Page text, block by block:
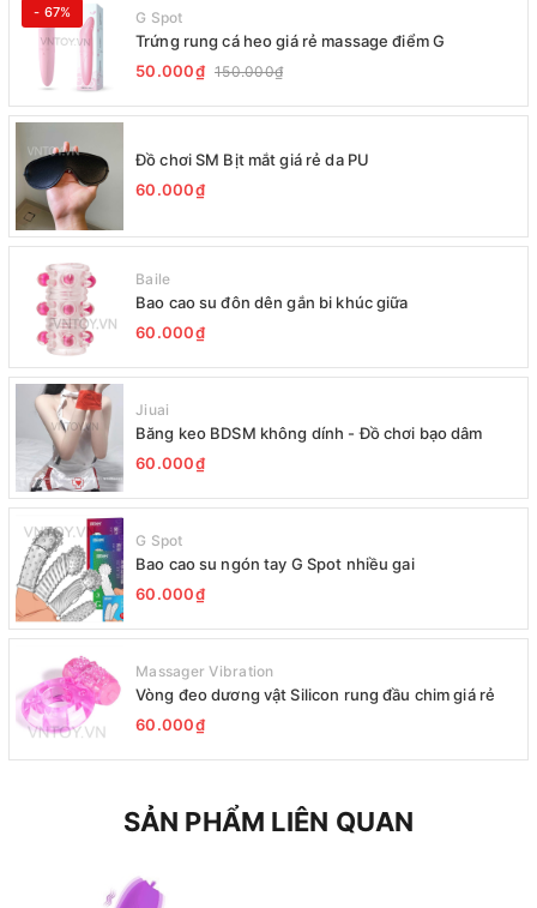
- 67% G Spot
Trứng rung cá heo giá rẻ massage điểm G
50.000₫ 150.000₫
Đồ chơi SM Bịt mắt giá rẻ da PU
60.000₫
Baile
Bao cao su đôn dên gắn bi khúc giữa
60.000₫
Jiuai
Băng keo BDSM không dính - Đồ chơi bạo dâm
60.000₫
G Spot
Bao cao su ngón tay G Spot nhiều gai
60.000₫
Massager Vibration
Vòng đeo dương vật Silicon rung đầu chim giá rẻ
60.000₫
SẢN PHẨM LIÊN QUAN